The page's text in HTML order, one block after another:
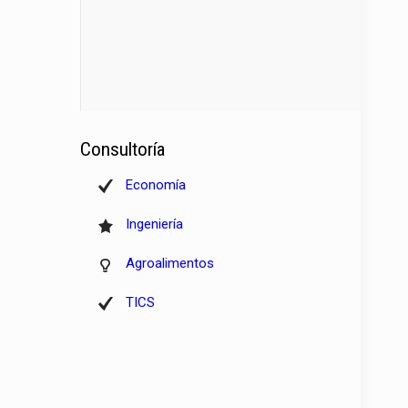
Consultoría
Economía
Ingeniería
Agroalimentos
TICS